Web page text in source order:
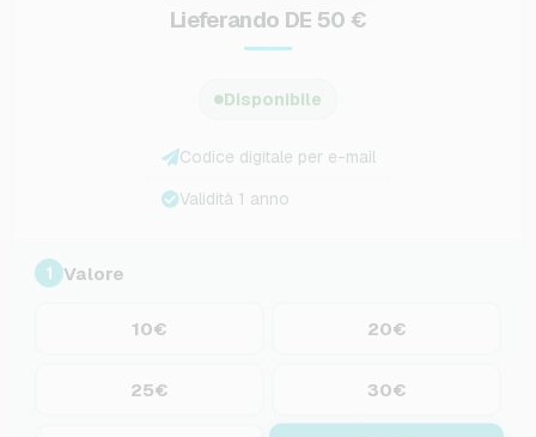
Lieferando DE 50 €
Disponibile
Codice digitale per e-mail
Validità 1 anno
1 Valore
10€ 20€
25€ 30€